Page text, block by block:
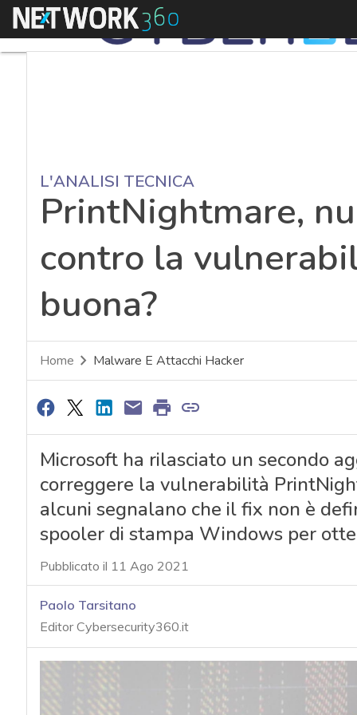
Menu
L'ANALISI TECNICA
PrintNightmare,
contro la
buona?
Home Malware E Attacchi Hacker
Microsoft ha rilasciato un secondo
correggere la vulnerabilità
alcuni segnalano che il fix non è
spooler di stampa Windows per
Pubblicato il 11 Ago 2021
Paolo Tarsitano
Editor Cybersecurity360.it